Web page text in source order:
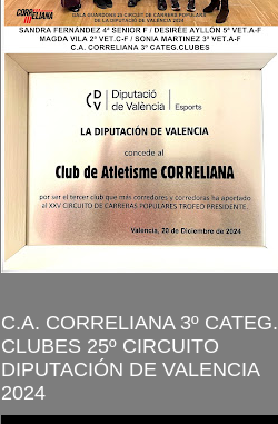
C.A. CORRELIANA 3º CATEG.
CLUBES 25º CIRCUITO
DIPUTACIÓN DE VALENCIA
2024